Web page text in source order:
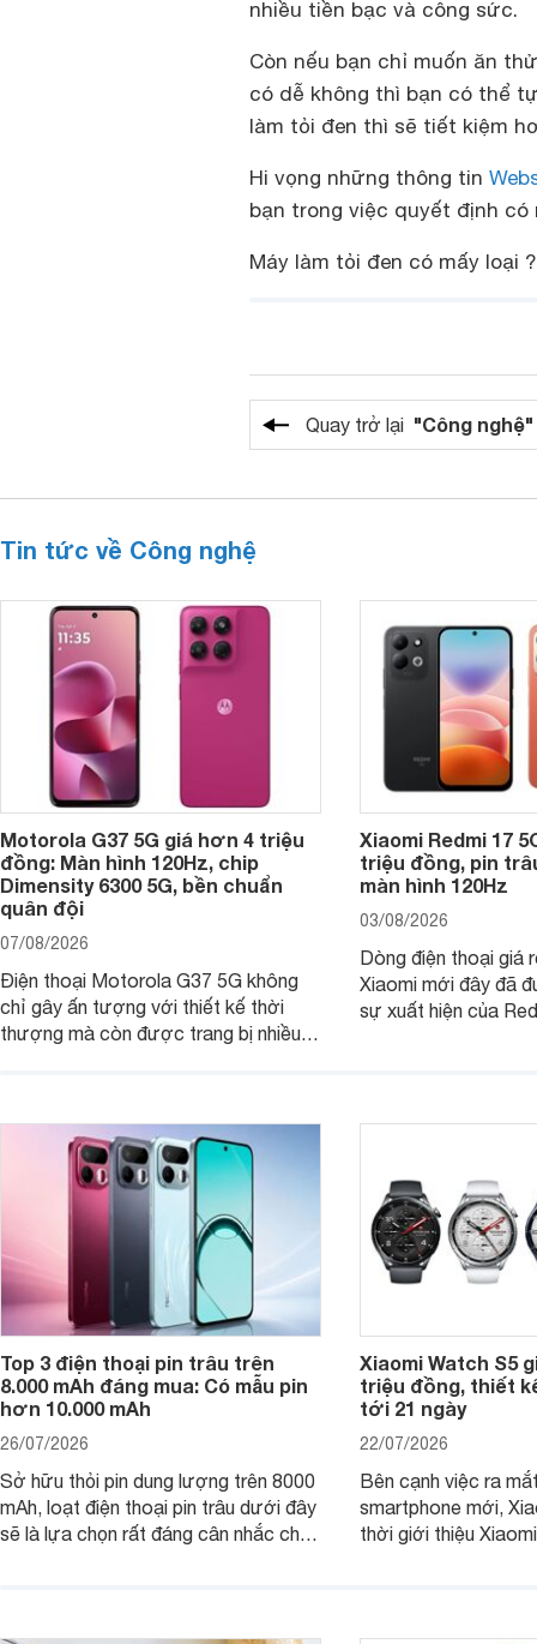
nhiều tiền bạc và công sức.
Còn nếu bạn chỉ muốn ăn
có dễ không thì bạn có thể
làm tỏi đen thì sẽ tiết kiệm
Hi vọng những thông tin
bạn trong việc quyết định có
Máy làm tỏi đen có mấy loại
Quay trở lại "Công nghệ"
Tin tức về Công nghệ
Motorola G37 5G giá hơn 4 triệu
đồng: Màn hình 120Hz, chip
Dimensity 6300 5G, bền chuẩn
quân đội
07/08/2026
Điện thoại Motorola G37 5G không
chỉ gây ấn tượng với thiết kế thời
thượng mà còn được trang bị nhiều
Xiaomi Redmi 17
triệu đồng, pin
màn hình 120Hz
03/08/2026
Dòng điện thoại giá
Xiaomi mới đây đã
sự xuất hiện của
Top 3 điện thoại pin trâu trên
8.000 mAh đáng mua: Có mẫu pin
hơn 10.000 mAh
26/07/2026
Sở hữu thỏi pin dung lượng trên 8000
mAh, loạt điện thoại pin trâu dưới đây
sẽ là lựa chọn rất đáng cân nhắc cho
Xiaomi Watch S5
triệu đồng, thiết
tới 21 ngày
22/07/2026
Bên cạnh việc ra
smartphone mới,
thời giới thiệu